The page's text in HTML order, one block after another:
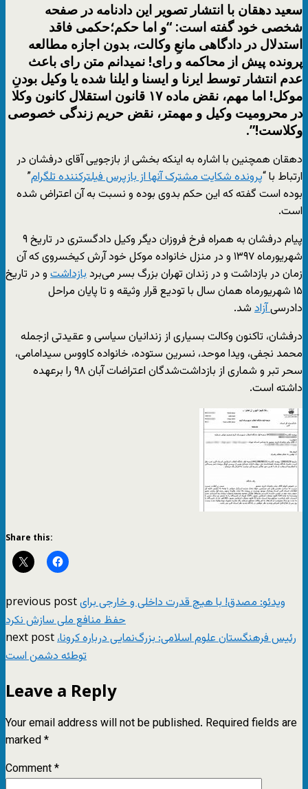
سعید دهقان با انتشار تصویر این دادنامه در صفحه
شخصی خود گفته است: “و اما حکم؛حکمی فاقد
استدلال در دادگاهی مانعِ وکالت، بدون اجازه مطالعه
پرونده پیش از محاکمه و رای! نمیدانم متن رای باعث
عدم انتشار توسط ایرنا و ایسنا و ایلنا شده یا وکیل بودنِ
موکل! اما مهم، نقض ماده ١٧ قانون استقلال کانون وکلا
در محرومیت وکیل و مهمتر، نقض حریم زندگی خصوصی
وکلاست!”.
دهقان همچنین با اشاره به اینکه بخشی از بازجویی آقای درفشان در
ارتباط با “پرونده شکایت مشترک آنها از بازپرس فیلترکننده تلگرام”
بوده است گفته که این حکم بدوی بوده و نسبت به آن اعتراض شده
است.
پیام درفشان به همراه فرخ فروزان دیگر وکیل دادگستری در تاریخ ۹
شهریورماه ۱۳۹۷ و در منزل خانواده موکل خود آرش کیخسروی که آن
زمان در بازداشت و در زندان تهران بزرگ بسر می‌بردبازداشت و در تاریخ
۱۵ شهریورماه همان سال با تودیع قرار وثیقه و تا پایان مراحل
دادرسیآزاد شد.
درفشان، تاکنون وکالت بسیاری از زندانیان سیاسی و عقیدتی ازجمله
محمد نجفی، ویدا موحد، نسرین ستوده، خانواده کاووس سیدامامی،
سحر تبر و شماری از بازداشت‌شدگان اعتراضات آبان ۹۸ را برعهده
داشته است.
Share this:
previous postویدئو: مصدق! با هیچ قدرت داخلی و خارجی برای
حفظ منافع ملی سازش نکرد
next postرئیس فرهنگستان علوم اسلامی: بزرگ‌نمایی درباره کرونا،
توطئه دشمن است
Leave a Reply
Your email address will not be published. Required fields are
marked*
Comment*